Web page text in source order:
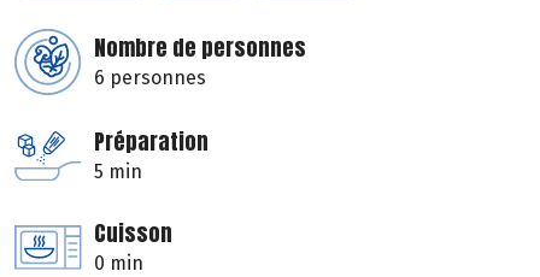
Nombre de personnes
6 personnes
Préparation
5 min
Cuisson
0 min